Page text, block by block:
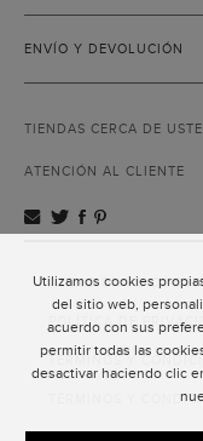
Utilizamos cookies
del sitio web,
acuerdo con sus
permitir todas las
desactivar haciendo clic
ENVÍO Y DEVOLUCIÓN
TIENDAS CERCA DE
ATENCIÓN AL CLIENTE
ATENCIÓN AL
POLÍTICA DE
TÉRMINOS Y
TÉRMINOS Y